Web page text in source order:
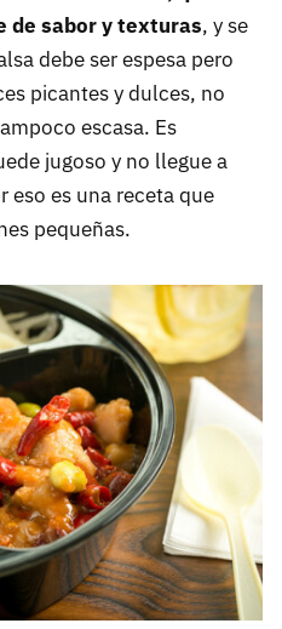
de sabor y texturas, y se
debe ser espesa pero
picantes y dulces, no
escasa. Es
jugoso y no llegue a
eso es una receta que
pequeñas.